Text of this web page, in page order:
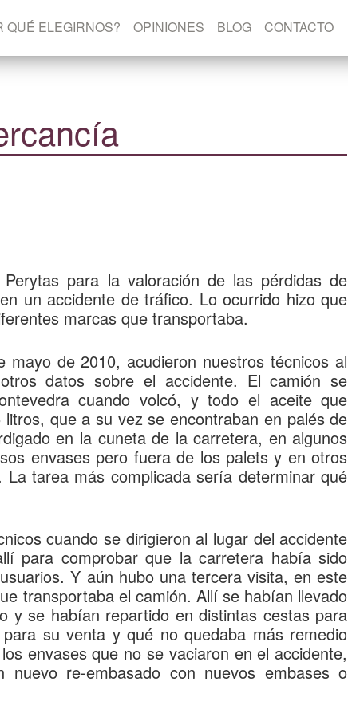
QUÉ ELEGIRNOS? OPINIONES BLOG CONTACTO
para la valoración de las pérdidas de
un accidente de tráfico. Lo ocurrido hizo que
marcas que transportaba.
mayo de 2010, acudieron nuestros técnicos al
datos sobre el accidente. El camión se
cuando volcó, y todo el aceite que
litros, que a su vez se encontraban en palés de
en la cuneta de la carretera, en algunos
envases pero fuera de los palets y en otros
tarea más complicada sería determinar qué
cuando se dirigieron al lugar del accidente
para comprobar que la carretera había sido
Y aún hubo una terceravisita, en este
transportaba el camión. Allí se habían llevado
yse habían repartido en distintas cestaspara
su venta y qué no quedaba más remedio
envasesque no se vaciaron en el accidente,
re-embasado con nuevos embases o